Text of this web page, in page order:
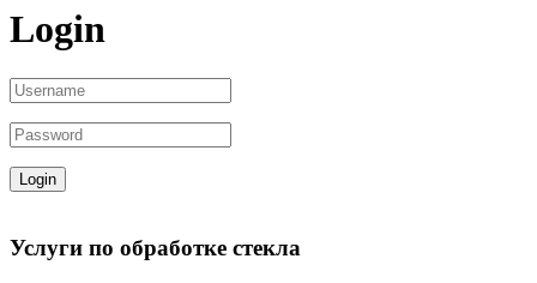
Login
Услуги по обработке стекла